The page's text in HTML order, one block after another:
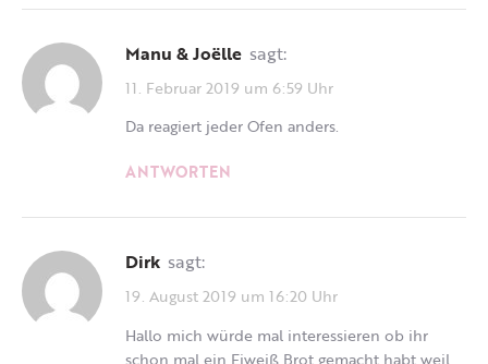
Manu & Joëlle sagt:
11. Februar 2019 um 6:59 Uhr
Da reagiert jeder Ofen anders.
ANTWORTEN
Dirk sagt:
19. August 2019 um 16:20 Uhr
Hallo mich würde mal interessieren ob ihr
schon mal ein Eiweiß Brot gemacht habt weil